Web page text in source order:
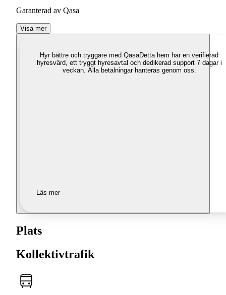
Garanterad av Qasa
Visa mer
Hyr bättre och tryggare med QasaDetta hem har en verifierad
hyresvärd, ett tryggt hyresavtal och dedikerad support 7 dagar i
veckan. Alla betalningar hanteras genom oss.
Läs mer
Plats
Kollektivtrafik